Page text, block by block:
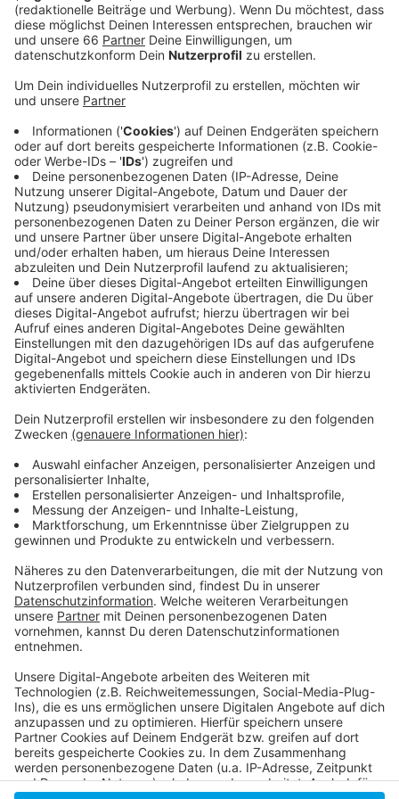
Veröffentlicht:Mittwoch, 22.05.2024 11:19
Anzeige
Mithilfe des Kurzfilmes "Ertrinken ist lautlos", kann
hautnah miterlebt werden, wie es sich anfühlt, vom
Ufer abzutreiben und in Gefahr zu sein.
Damit möglichst viele Menschen erreicht werden, soll
das Konzept in Zukunft an verschiedenen Stellen
eingesetzt werden, so die Wasserschutzpolizei.
Weitere Videos, die zum Beispiel auf die Gefahren für
Kanufahrer und Ruderer aufmerksam machen, wird es
in Zukunft ebenfalls geben.
Anzeige
Weitere Infos und Links zum Thema:
Anzeige
Offizielle Pressemitteilung der Polizei
Mehr Informationen zum Thema
So haben wir bereits über das Thema berichtet
Anzeige
Anzeige